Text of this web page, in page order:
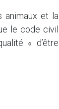
animaux et la
le code civil
« d’être